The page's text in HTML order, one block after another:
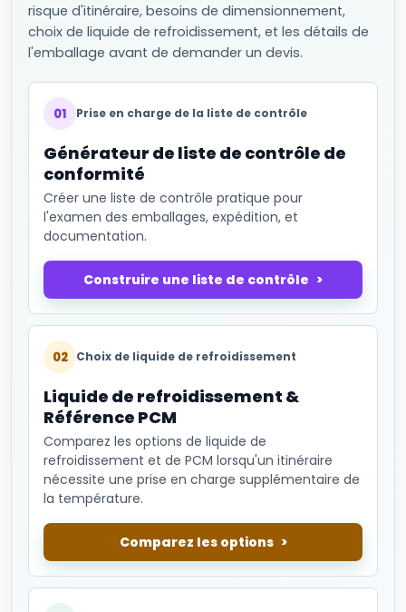
risque d'itinéraire, besoins de dimensionnement,
choix de liquide de refroidissement, et les détails de
l'emballage avant de demander un devis.
01 Prise en charge de la liste de contrôle
Générateur de liste de contrôle de
conformité
Créer une liste de contrôle pratique pour
l'examen des emballages, expédition, et
documentation.
Construire une liste de contrôle
02 Choix de liquide de refroidissement
Liquide de refroidissement &
Référence PCM
Comparez les options de liquide de
refroidissement et de PCM lorsqu'un itinéraire
nécessite une prise en charge supplémentaire de
la température.
Comparez les options